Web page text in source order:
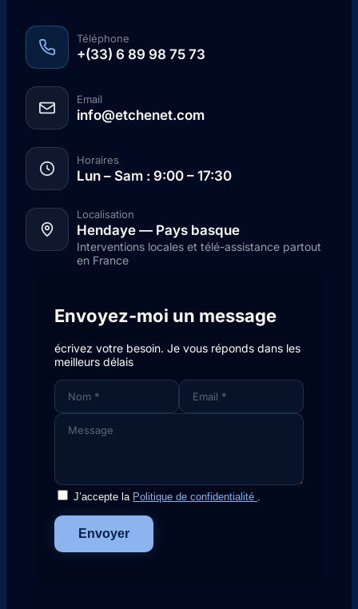
Téléphone
+(33) 6 89 98 75 73
Email
info@etchenet.com
Horaires
Lun – Sam : 9:00 – 17:30
Localisation
Hendaye — Pays basque
Interventions locales et télé-assistance partout
en France
Envoyez-moi un message
écrivez votre besoin. Je vous réponds dans les
meilleurs délais
J’accepte la Politique de confidentialité .
Envoyer